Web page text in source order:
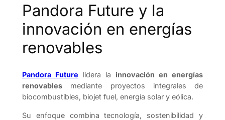
Pandora Future y la
innovación en energías
renovables
Pandora Future lidera la innovación en energías
renovablesmediante proyectos integrales de
biocombustibles, biojet fuel, energía solar y eólica.
Su enfoque combina tecnología, sostenibilidad y